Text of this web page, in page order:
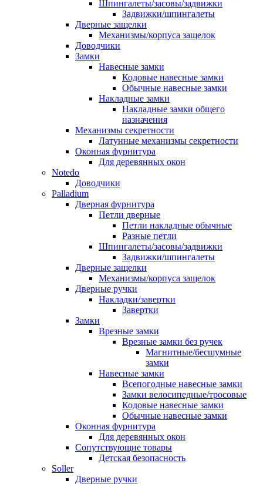
Шпингалеты/засовы/задвижки
Задвижки/шпингалеты
Дверные защелки
Механизмы/корпуса защелок
Доводчики
Замки
Навесные замки
Кодовые навесные замки
Обычные навесные замки
Накладные замки
Накладные замки общего
назначения
Механизмы секретности
Латунные механизмы секретности
Оконная фурнитура
Для деревянных окон
Notedo
Доводчики
Palladium
Дверная фурнитура
Петли дверные
Петли накладные обычные
Разные петли
Шпингалеты/засовы/задвижки
Задвижки/шпингалеты
Дверные защелки
Механизмы/корпуса защелок
Дверные ручки
Накладки/завертки
Завертки
Замки
Врезные замки
Врезные замки без ручек
Магнитные/бесшумные
замки
Навесные замки
Всепогодные навесные замки
Замки велосипедные/тросовые
Кодовые навесные замки
Обычные навесные замки
Оконная фурнитура
Для деревянных окон
Сопутствующие товары
Детская безопасность
Soller
Дверные ручки